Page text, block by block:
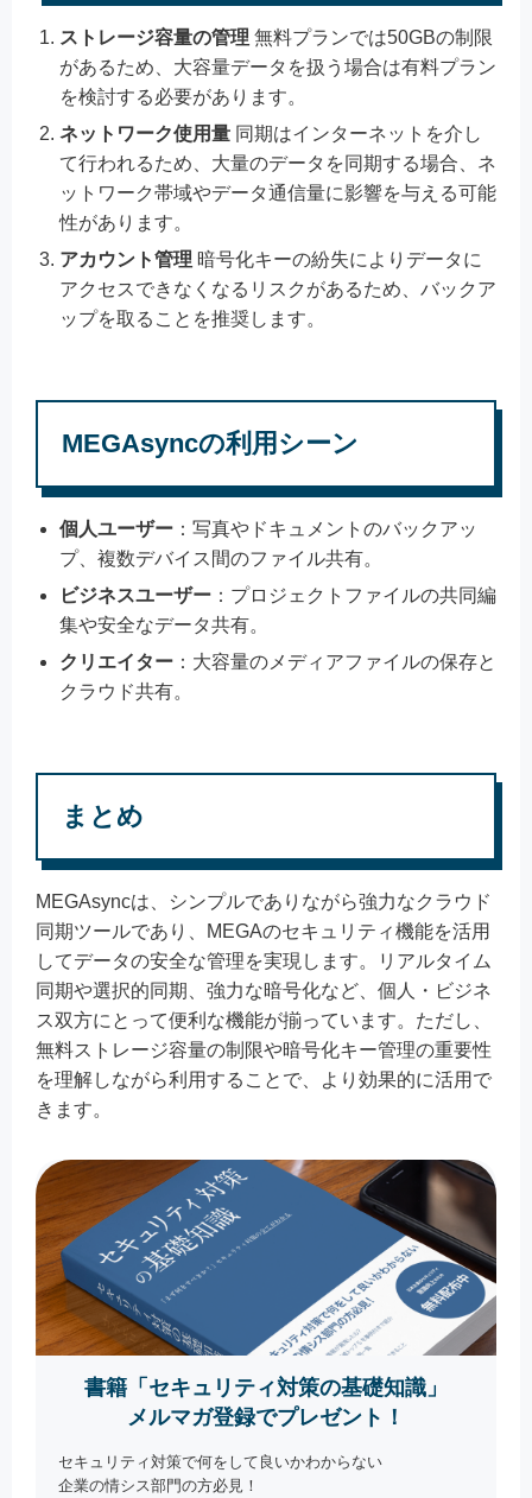
ストレージ容量の管理 無料プランでは50GBの制限
があるため、大容量データを扱う場合は有料プラン
を検討する必要があります。
ネットワーク使用量 同期はインターネットを介し
て行われるため、大量のデータを同期する場合、ネ
ットワーク帯域やデータ通信量に影響を与える可能
性があります。
アカウント管理 暗号化キーの紛失によりデータに
アクセスできなくなるリスクがあるため、バックア
ップを取ることを推奨します。
MEGAsyncの利用シーン
個人ユーザー ：写真やドキュメントのバックアッ
プ、複数デバイス間のファイル共有。
ビジネスユーザー ：プロジェクトファイルの共同編
集や安全なデータ共有。
クリエイター ：大容量のメディアファイルの保存と
クラウド共有。
まとめ
MEGAsyncは、シンプルでありながら強力なクラウド
同期ツールであり、MEGAのセキュリティ機能を活用
してデータの安全な管理を実現します。リアルタイム
同期や選択的同期、強力な暗号化など、個人・ビジネ
ス双方にとって便利な機能が揃っています。ただし、
無料ストレージ容量の制限や暗号化キー管理の重要性
を理解しながら利用することで、より効果的に活用で
きます。
書籍「セキュリティ対策の基礎知識」
メルマガ登録でプレゼント！
セキュリティ対策で何をして良いかわからない
企業の情シス部門の方必見！